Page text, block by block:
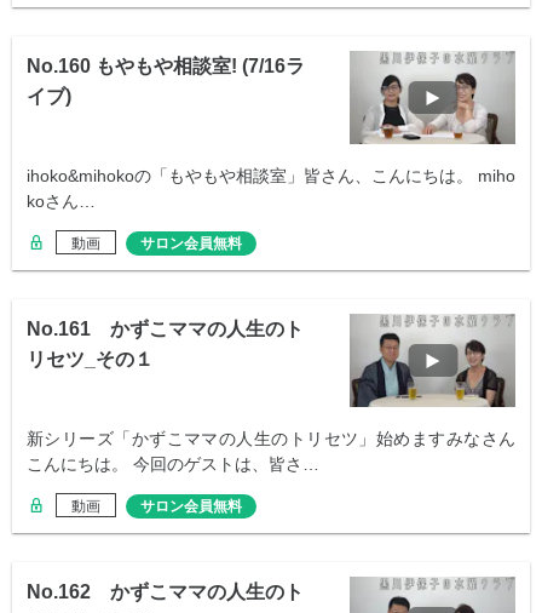
No.160 もやもや相談室! (7/16ラ
イブ)
ihoko&mihokoの「もやもや相談室」皆さん、こんにちは。 miho
koさん…
動画 サロン会員無料
No.161 かずこママの人生のト
リセツ_その１
新シリーズ「かずこママの人生のトリセツ」始めますみなさん
こんにちは。 今回のゲストは、皆さ…
動画 サロン会員無料
No.162 かずこママの人生のト